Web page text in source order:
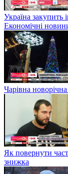
Україна закупить
Економічні
Чарівна
Як повернути
знижка